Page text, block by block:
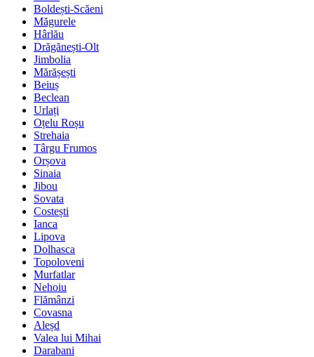
Boldești-Scăeni
Măgurele
Hârlău
Drăgănești-Olt
Jimbolia
Mărășești
Beiuș
Beclean
Urlați
Oțelu Roșu
Strehaia
Târgu Frumos
Orșova
Sinaia
Jibou
Sovata
Costești
Ianca
Lipova
Dolhasca
Topoloveni
Murfatlar
Nehoiu
Flămânzi
Covasna
Aleșd
Valea lui Mihai
Darabani